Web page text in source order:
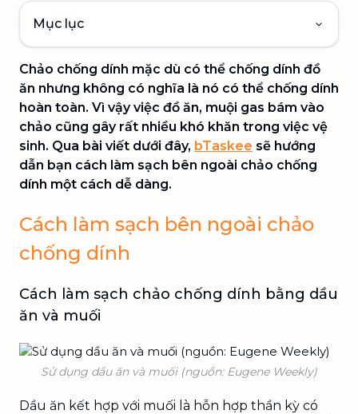
Mục lục
Chảo chống dính mặc dù có thể chống dính đồ
ăn nhưng không có nghĩa là nó có thể chống dính
hoàn toàn. Vì vậy việc đồ ăn, muội gas bám vào
chảo cũng gây rất nhiều khó khăn trong việc vệ
sinh. Qua bài viết dưới đây, bTaskee sẽ hướng
dẫn bạn cách làm sạch bên ngoài chảo chống
dính một cách dễ dàng.
Cách làm sạch bên ngoài chảo
chống dính
Cách làm sạch chảo chống dính bằng dầu
ăn và muối
Sử dụng dầu ăn và muối (nguồn: Eugene Weekly)
Dầu ăn kết hợp với muối là hỗn hợp thần kỳ có